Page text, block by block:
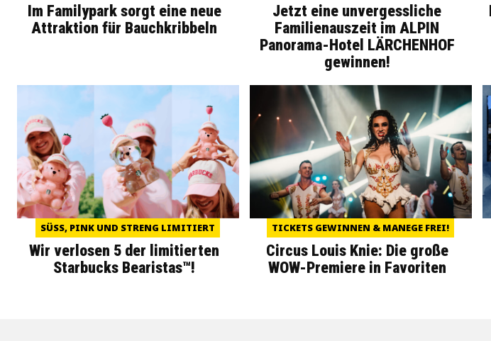
Im Familypark sorgt eine neue
Attraktion für Bauchkribbeln
Jetzt eine unvergessliche
Familienauszeit im ALPIN
Panorama-Hotel LÄRCHENHOF
gewinnen!
SÜSS, PINK UND STRENG LIMITIERT
Wir verlosen 5 der limitierten
Starbucks Bearistas™!
TICKETS GEWINNEN & MANEGE FREI!
Circus Louis Knie: Die große
WOW-Premiere in Favoriten